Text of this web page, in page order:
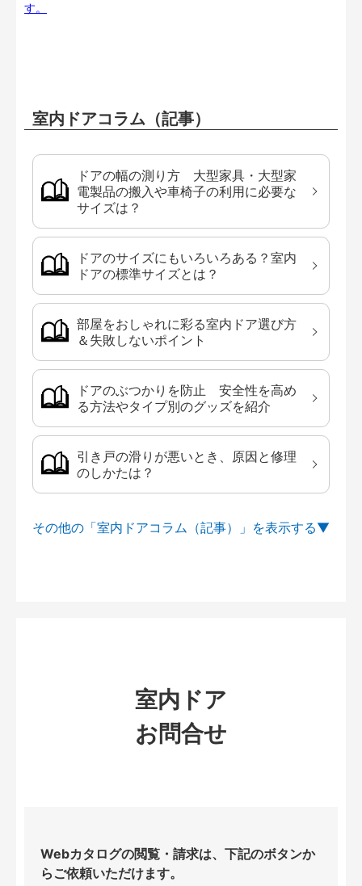
す。
室内ドアコラム（記事）
ドアの幅の測り方 大型家具・大型家
電製品の搬入や車椅子の利用に必要な
サイズは？
ドアのサイズにもいろいろある？室内
ドアの標準サイズとは？
部屋をおしゃれに彩る室内ドア選び方
＆失敗しないポイント
ドアのぶつかりを防止 安全性を高め
る方法やタイプ別のグッズを紹介
引き戸の滑りが悪いとき、原因と修理
のしかたは？
その他の「室内ドアコラム（記事）」を
室内ドア
お問合せ
Webカタログの閲覧・請求は、下記のボタンか
らご依頼いただけます。